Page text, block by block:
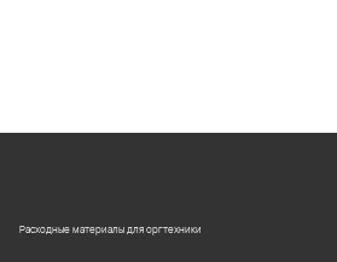
Расходные материалы для оргтехники